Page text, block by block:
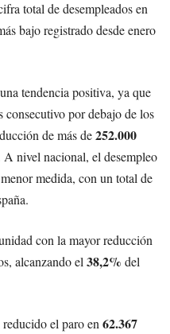
total de desempleados en
bajo registrado desde enero
tendencia positiva, ya que
consecutivo por debajo de los
de más de252.000
A nivel nacional, el desempleo
medida, con un total de
con la mayor reducción
alcanzando el 38,2% del
el paro en 62.367